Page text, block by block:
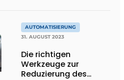
AUTOMATISIERUNG
31. AUGUST 2023
Die richtigen
Werkzeuge zur
Reduzierung des